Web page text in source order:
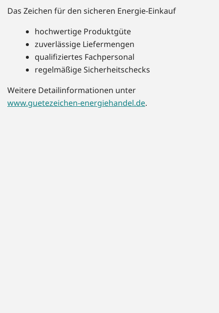
Das Zeichen für den sicheren Energie-Einkauf
hochwertige Produktgüte
zuverlässige Liefermengen
qualifiziertes Fachpersonal
regelmäßige Sicherheitschecks
Weitere Detailinformationen unter
www.guetezeichen-energiehandel.de.